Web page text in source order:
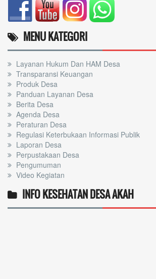
MENU KATEGORI
Layanan Hukum Dan HAM Desa
Transparansi Keuangan
Produk Desa
Panduan Layanan Desa
Berita Desa
Agenda Desa
Peraturan Desa
Regulasi Keterbukaan Informasi Publik
Laporan Desa
Perpustakaan Desa
Pengumuman
Video Kegiatan
INFO KESEHATAN DESA AKAH